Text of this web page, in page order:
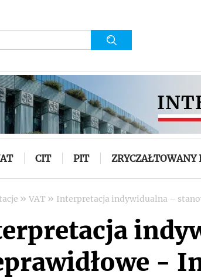
CIT PIT ZRYCZAŁTOWANY
» VAT » Interpretacja indywidualna –
-